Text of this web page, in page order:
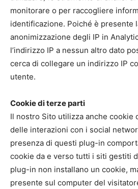
monitorare o per raccogliere
identificazione. Poiché è presente
anonimizzazione degli IP in
l’indirizzo IP a nessun altro dato
cerca di collegare un indirizzo IP
utente.
Cookie di terze parti
Il nostro Sito utilizza anche
delle interazioni con i social
presenza di questi plug-in
cookie da e verso tutti i siti gestiti
plug-in non installano un cookie,
presente sul computer del